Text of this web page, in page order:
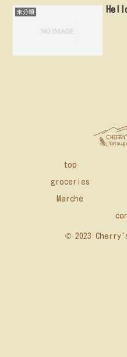
未分類
top
groceries
Marche
© 2023